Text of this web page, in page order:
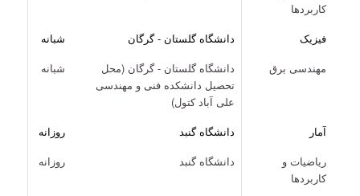
کاربردها
فیزیک دانشگاه گلستان - گرگان
شبانه
مهندسی برق
دانشگاه گلستان - گرگان (محل
تحصیل دانشکده فنی و مهندسی
علی آباد کتول)
شبانه
آمار دانشگاه گنبد
روزانه
ریاضیات و
کاربردها
دانشگاه گنبد روزانه